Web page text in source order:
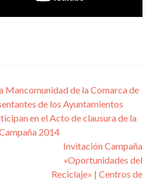
Mancomunidad de la Comarca de
de los Ayuntamientos
en el Acto de clausura de la
2014
Invitación Campaña
«Oportunidades del
Reciclaje» | Centros de